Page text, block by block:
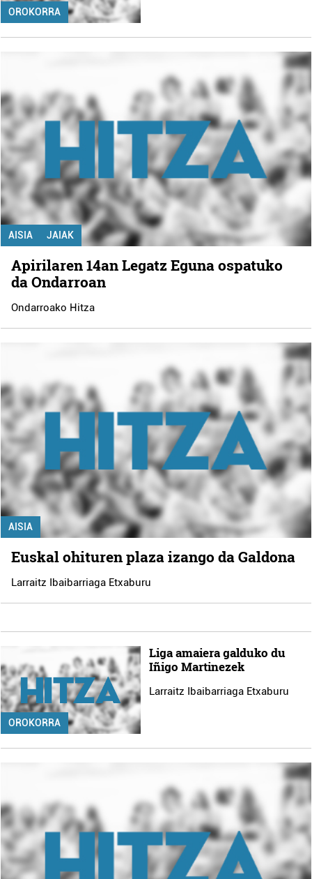
OROKORRA
AISIA JAIAK
Apirilaren 14an Legatz Eguna ospatuko
da Ondarroan
Ondarroako Hitza
AISIA
Euskal ohituren plaza izango da Galdona
Larraitz Ibaibarriaga Etxaburu
OROKORRA
Liga amaiera galduko du
Iñigo Martinezek
Larraitz Ibaibarriaga Etxaburu